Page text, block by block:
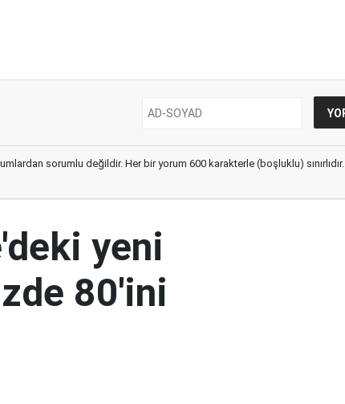
sorumlu değildir. Her bir yorum 600 karakterle (boşluklu) sınırlıdır.
yeni
80'ini